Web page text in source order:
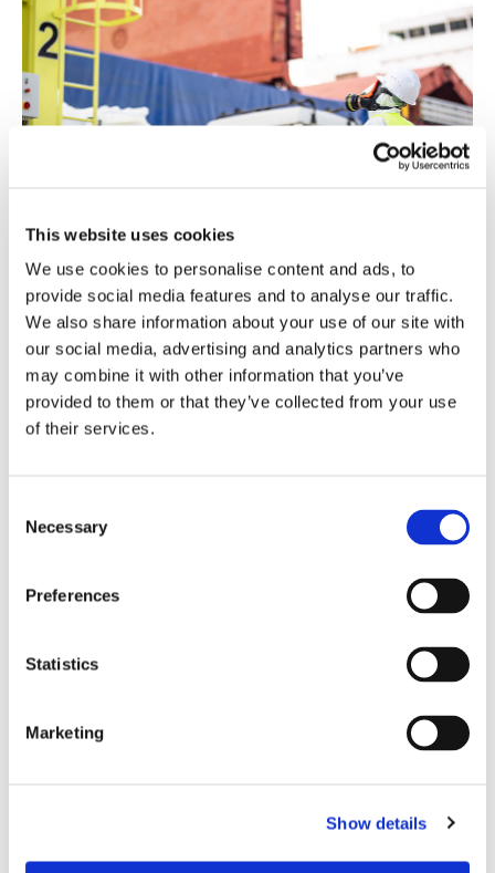
This website uses cookies
We use cookies to personalise content and ads, to
provide social media features and to analyse our traffic.
We also share information about your use of our site with
our social media, advertising and analytics partners who
may combine it with other information that you’ve
provided to them or that they’ve collected from your use
of their services.
Selection
Necessary
Preferences
Statistics
Marketing
Show details
健康与安全
健康、安全与安保是洛比托大西洋铁路运输及港口运
营的核心准则。我们通过严格的风险管理和团队主导
的安全行动，提供工作环境安全标准。我们的系统在
监测和上报事件的同时，每天也会推动坦诚的安全交